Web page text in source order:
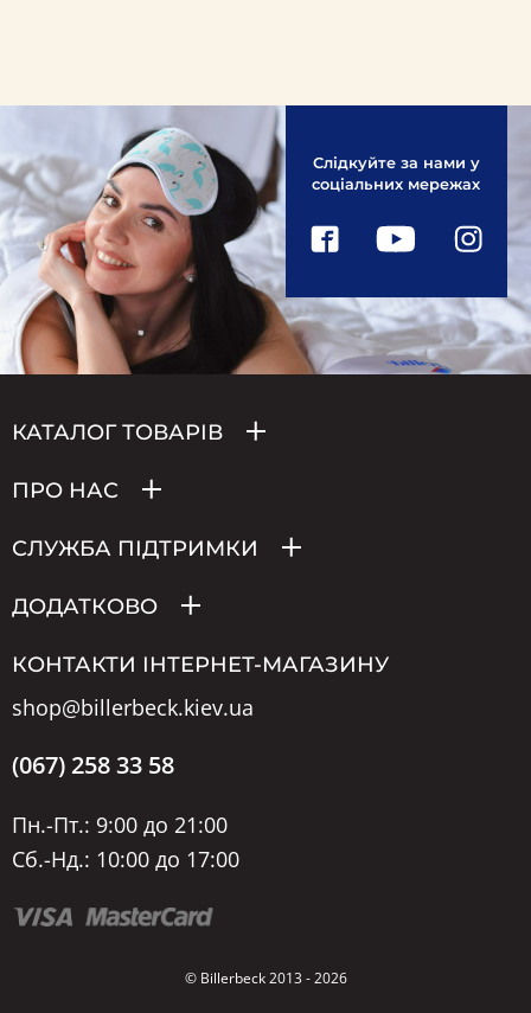
Слідкуйте за нами у
соціальних мережах
КАТАЛОГ ТОВАРІВ
ПРО НАС
СЛУЖБА ПІДТРИМКИ
ДОДАТКОВО
КОНТАКТИ ІНТЕРНЕТ-МАГАЗИНУ
shop@billerbeck.kiev.ua
(067) 258 33 58
Пн.-Пт.: 9:00 до 21:00
Сб.-Нд.: 10:00 до 17:00
© Billerbeck 2013 - 2026